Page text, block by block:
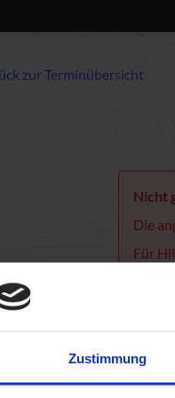
Zustimmung
zur Terminübersicht
Nicht
Die
Für